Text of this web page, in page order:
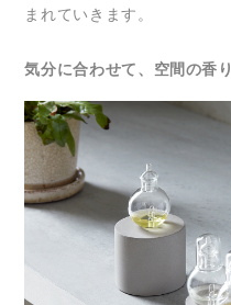
まれていきます。
気分に合わせて、空間の香